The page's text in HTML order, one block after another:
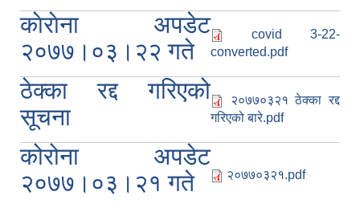
काेराेना अपडेट
२०७७।०३।२२ गते
covid 3-22-
converted.pdf
ठेक्का रद्द गरिएको
सूचना
२०७७०३२१ ठेक्का रद्द
गरिएको बारे.pdf
कोरोना अपडेट
२०७७।०३।२१ गते
२०७७०३२१.pdf